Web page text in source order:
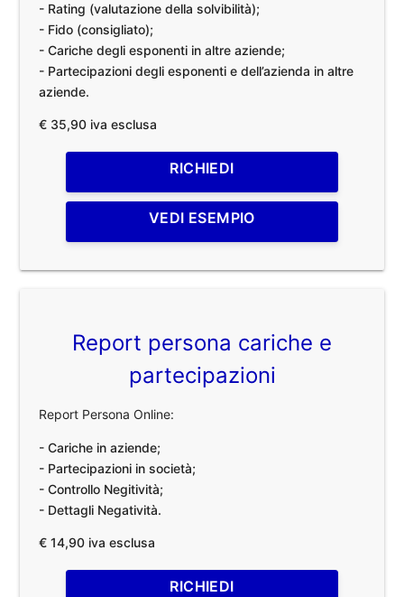
- Rating (valutazione della solvibilità);
- Fido (consigliato);
- Cariche degli esponenti in altre aziende;
- Partecipazioni degli esponenti e dell’azienda in altre
aziende.
€ 35,90 iva esclusa
RICHIEDI
VEDI ESEMPIO
Report persona cariche e
partecipazioni
Report Persona Online:
- Cariche in aziende;
- Partecipazioni in società;
- Controllo Negitività;
- Dettagli Negatività.
€ 14,90 iva esclusa
RICHIEDI